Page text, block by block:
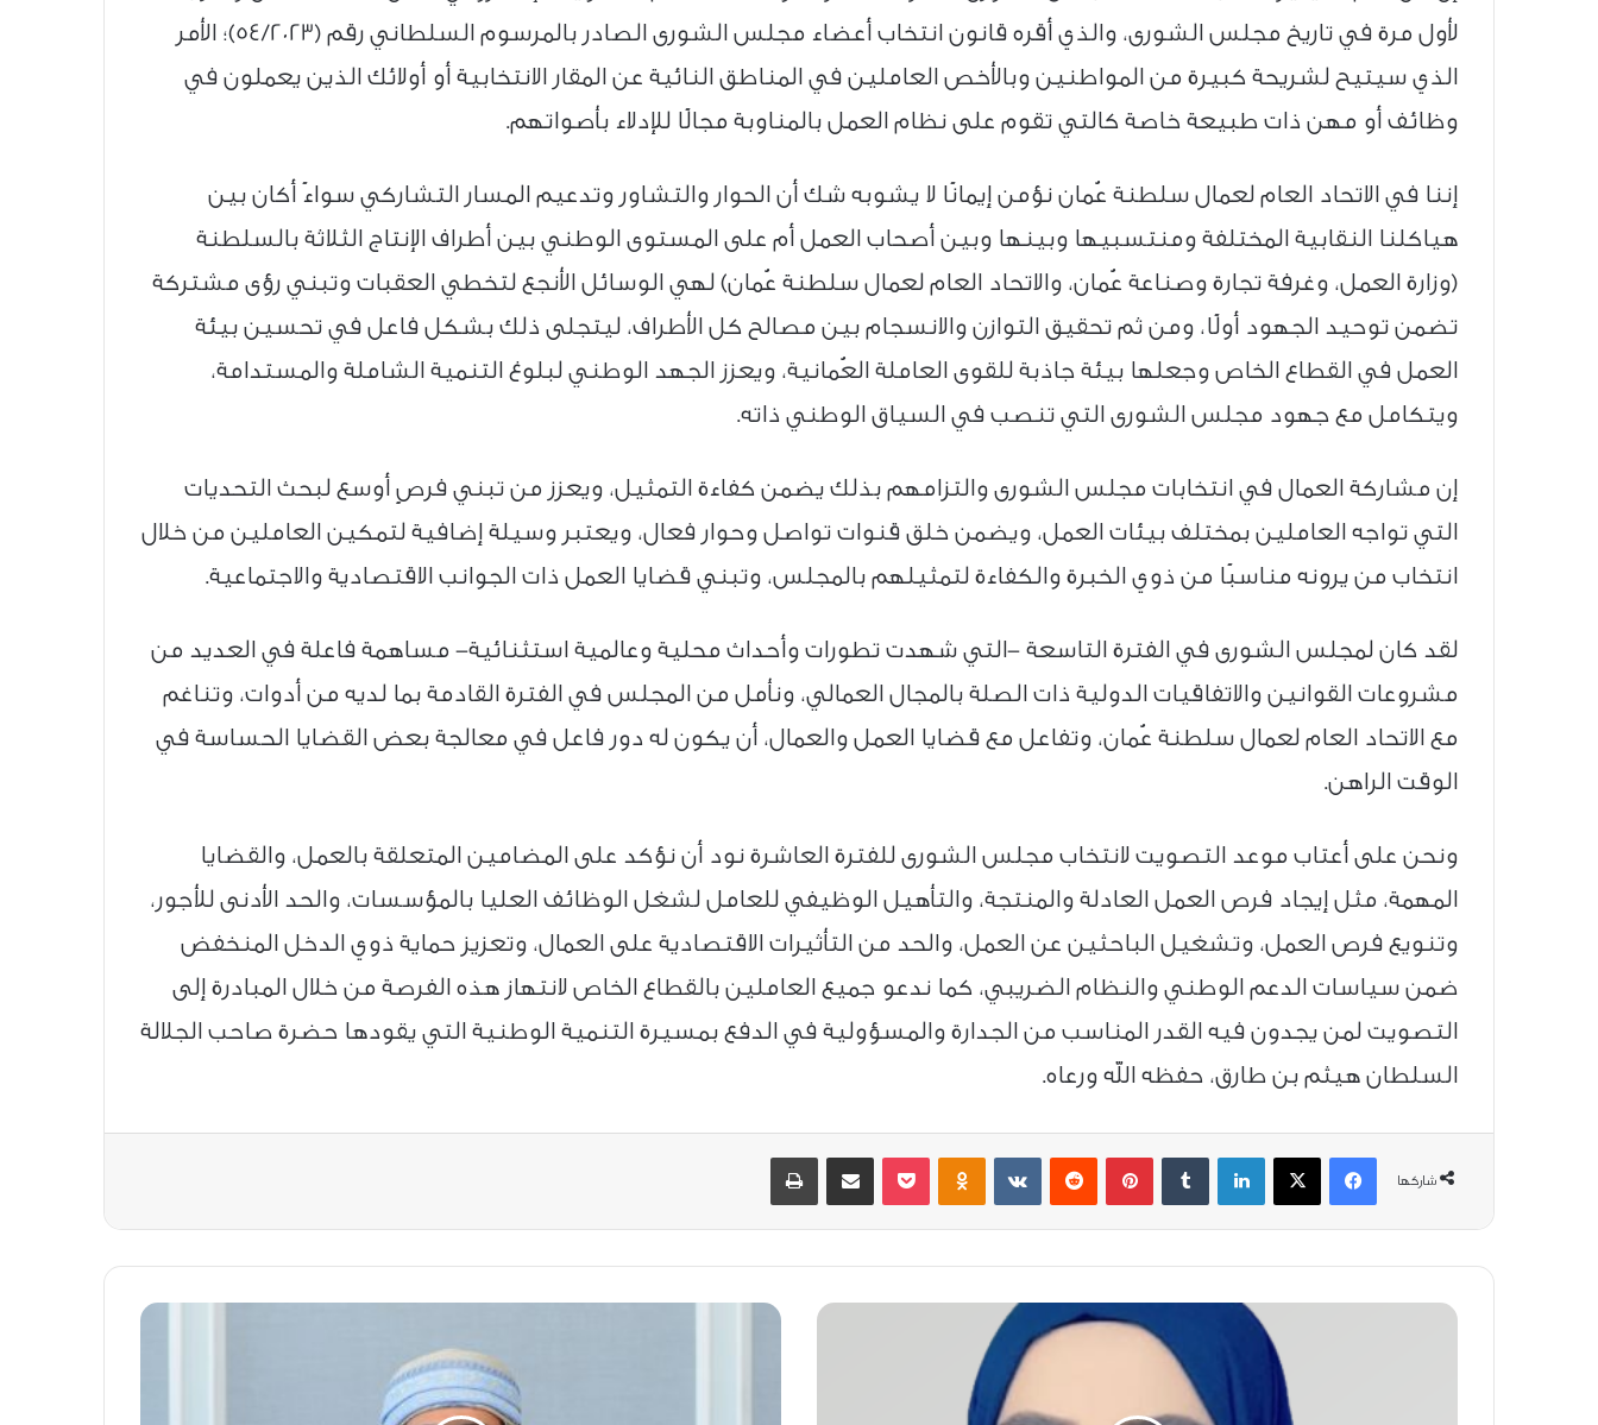
لأول مرة في تاريخ مجلس الشورى، والذي أقره قانون انتخاب أعضاء مجلس الشورى الصادر بالمرسوم السلطاني رقم (54/2023)؛ الأمر
الذي سيتيح لشريحة كبيرة من المواطنين وبالأخص العاملين في المناطق النائية عن المقار الانتخابية أو أولائك الذين يعملون في
وظائف أو مهن ذات طبيعة خاصة كالتي تقوم على نظام العمل بالمناوبة مجالًا للإدلاء بأصواتهم.
إننا في الاتحاد العام لعمال سلطنة عُمان نؤمن إيمانًا لا يشوبه شك أن الحوار والتشاور وتدعيم المسار التشاركي سواءً أكان بين
هياكلنا النقابية المختلفة ومنتسبيها وبينها وبين أصحاب العمل أم على المستوى الوطني بين أطراف الإنتاج الثلاثة بالسلطنة
(وزارة العمل، وغرفة تجارة وصناعة عُمان، والاتحاد العام لعمال سلطنة عُمان) لهي الوسائل الأنجع لتخطي العقبات وتبني رؤى مشتركة
تضمن توحيد الجهود أولًا، ومن ثم تحقيق التوازن والانسجام بين مصالح كل الأطراف، ليتجلى ذلك بشكل فاعل في تحسين بيئة
العمل في القطاع الخاص وجعلها بيئة جاذبة للقوى العاملة العُمانية، ويعزز الجهد الوطني لبلوغ التنمية الشاملة والمستدامة،
ويتكامل مع جهود مجلس الشورى التي تنصب في السياق الوطني ذاته.
إن مشاركة العمال في انتخابات مجلس الشورى والتزامهم بذلك يضمن كفاءة التمثيل، ويعزز من تبني فرصٍ أوسع لبحث التحديات
التي تواجه العاملين بمختلف بيئات العمل، ويضمن خلق قنوات تواصل وحوار فعال، ويعتبر وسيلة إضافية لتمكين العاملين من خلال
انتخاب من يرونه مناسبًا من ذوي الخبرة والكفاءة لتمثيلهم بالمجلس، وتبني قضايا العمل ذات الجوانب الاقتصادية والاجتماعية.
لقد كان لمجلس الشورى في الفترة التاسعة -التي شهدت تطورات وأحداث محلية وعالمية استثنائية- مساهمة فاعلة في العديد من
مشروعات القوانين والاتفاقيات الدولية ذات الصلة بالمجال العمالي، ونأمل من المجلس في الفترة القادمة بما لديه من أدوات، وتناغم
مع الاتحاد العام لعمال سلطنة عُمان، وتفاعل مع قضايا العمل والعمال، أن يكون له دور فاعل في معالجة بعض القضايا الحساسة في
الوقت الراهن.
ونحن على أعتاب موعد التصويت لانتخاب مجلس الشورى للفترة العاشرة نود أن نؤكد على المضامين المتعلقة بالعمل، والقضايا
المهمة، مثل إيجاد فرص العمل العادلة والمنتجة، والتأهيل الوظيفي للعامل لشغل الوظائف العليا بالمؤسسات، والحد الأدنى للأجور،
وتنويع فرص العمل، وتشغيل الباحثين عن العمل، والحد من التأثيرات الاقتصادية على العمال، وتعزيز حماية ذوي الدخل المنخفض
ضمن سياسات الدعم الوطني والنظام الضريبي، كما ندعو جميع العاملين بالقطاع الخاص لانتهاز هذه الفرصة من خلال المبادرة إلى
التصويت لمن يجدون فيه القدر المناسب من الجدارة والمسؤولية في الدفع بمسيرة التنمية الوطنية التي يقودها حضرة صاحب الجلالة
السلطان هيثم بن طارق، حفظه الله ورعاه.
شاركها
فيسبوك ‫X لينكدإن بينتيريست Odnoklassniki
‫Pocket مشاركة عبر البريد طباعة
حقوق
أهمية